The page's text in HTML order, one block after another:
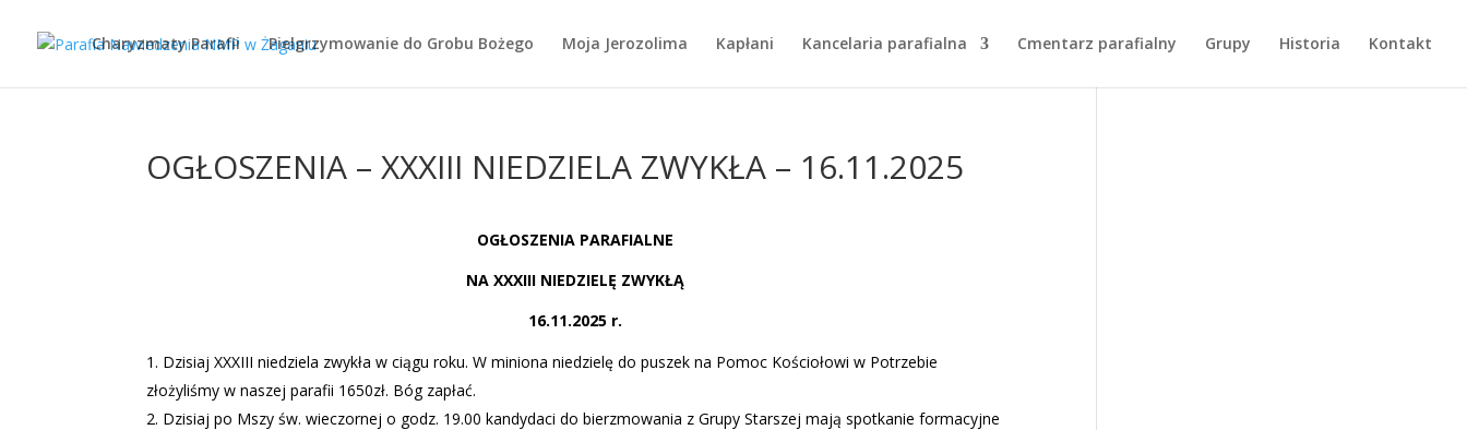
Charyzmaty Parafii Pielgrzymowanie do Grobu Bożego Moja Jerozolima Kapłani Kancelaria parafialna Cmentarz parafialny Grupy Historia Kontakt
OGŁOSZENIA – XXXIII NIEDZIELA ZWYKŁA – 16.11.2025
OGŁOSZENIA PARAFIALNE
NA XXXIII NIEDZIELĘ ZWYKŁĄ
16.11.2025 r.
Dzisiaj XXXIII niedziela zwykła w ciągu roku. W miniona niedzielę do puszek na Pomoc Kościołowi w Potrzebie
złożyliśmy w naszej parafii 1650zł. Bóg zapłać.
Dzisiaj po Mszy św. wieczornej o godz. 19.00 kandydaci do bierzmowania z Grupy Starszej mają spotkanie formacyjne